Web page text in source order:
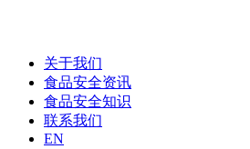
关于我们
食品安全资讯
食品安全知识
联系我们
EN